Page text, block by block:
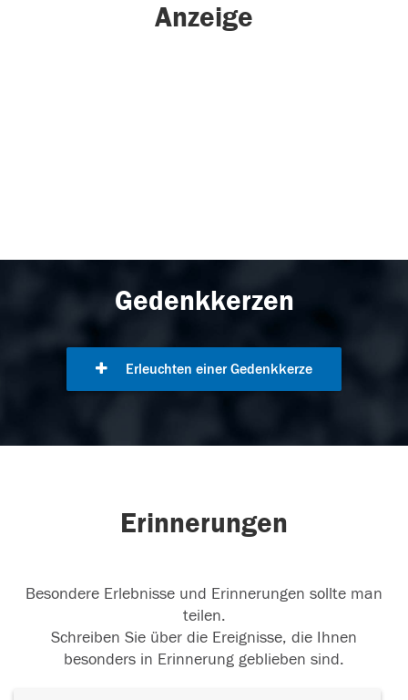
Anzeige
Gedenkkerzen
Erleuchten einer Gedenkkerze
Erinnerungen
Besondere Erlebnisse und Erinnerungen sollte man
teilen.
Schreiben Sie über die Ereignisse, die Ihnen
besonders in Erinnerung geblieben sind.